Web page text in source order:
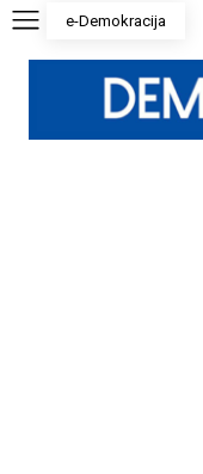
e-Demokracija